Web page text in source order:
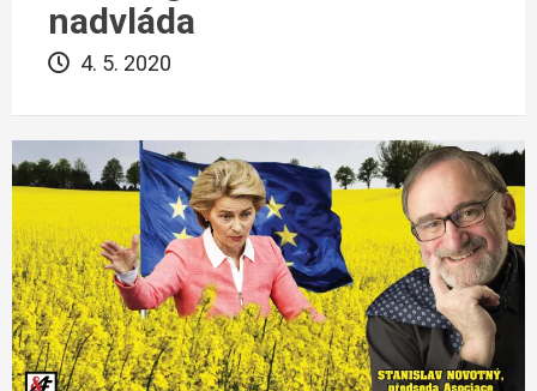
nadvláda
4. 5. 2020